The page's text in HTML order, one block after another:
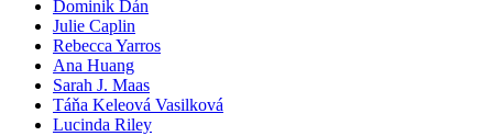
Dominik Dán
Julie Caplin
Rebecca Yarros
Ana Huang
Sarah J. Maas
Táňa Keleová Vasilková
Lucinda Riley